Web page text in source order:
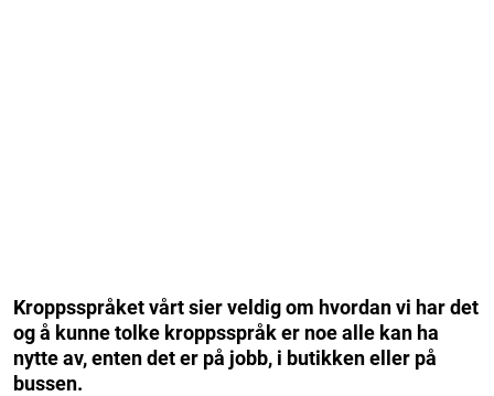
Kroppsspråket vårt sier veldig om hvordan vi har det
og å kunne tolke kroppsspråk er noe alle kan ha
nytte av, enten det er på jobb, i butikken eller på
bussen.